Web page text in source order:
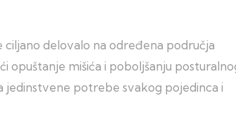
ciljano delovalo na određena područja
opuštanje mišića i poboljšanju
jedinstvene potrebe svakog pojedinca i